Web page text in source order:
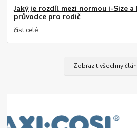
Jaký je rozdíl mezi normou i-Size a
průvodce pro rodič
číst celé
Zobrazit všechny